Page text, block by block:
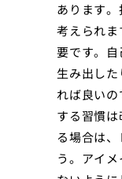
あります
考えられ
要です。
生み出し
れば良い
する習慣
る場合は
う。アイ